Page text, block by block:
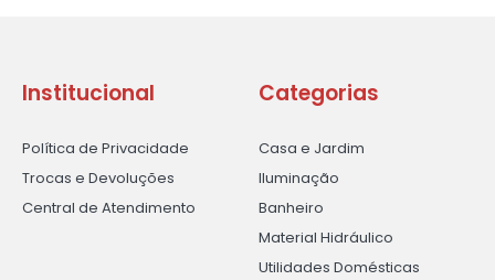
Institucional
Política de Privacidade
Trocas e Devoluções
Central de Atendimento
Categorias
Casa e Jardim
Iluminação
Banheiro
Material Hidráulico
Utilidades Domésticas